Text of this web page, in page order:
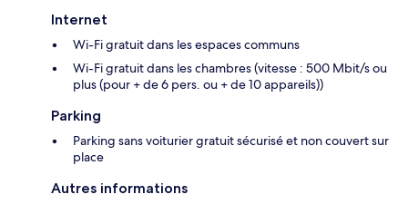
Internet
Wi-Fi gratuit dans les espaces communs
Wi-Fi gratuit dans les chambres (vitesse : 500 Mbit/s ou
plus (pour + de 6 pers. ou + de 10 appareils))
Parking
Parking sans voiturier gratuit sécurisé et non couvert sur
place
Autres informations